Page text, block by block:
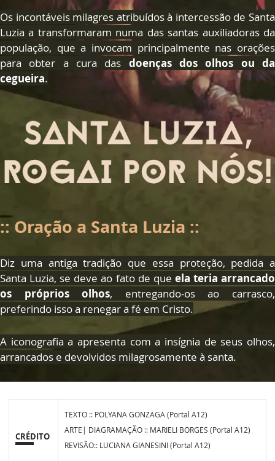
Os incontáveis milagres atribuídos à intercessão de Santa
Luzia a transformaram numa das santas auxiliadoras da
população, que a invocam principalmente nas orações
para obter a cura das doenças dos olhos ou da
cegueira.
:: Oração a Santa Luzia ::
Diz uma antiga tradição que essa proteção, pedida a
Santa Luzia, se deve ao fato de que ela teria arrancado
os próprios olhos, entregando-os ao carrasco,
preferindo isso a renegar a fé em Cristo.
A iconografia a apresenta com a insígnia de seus olhos,
arrancados e devolvidos milagrosamente à santa.
CRÉDITO
TEXTO :: POLYANA GONZAGA (Portal A12)
ARTE| DIAGRAMAÇÃO :: MARIELI BORGES (Portal A12)
REVISÃO:: LUCIANA GIANESINI (Portal A12)